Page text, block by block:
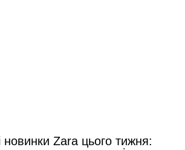
новинки Zara цього тижня: